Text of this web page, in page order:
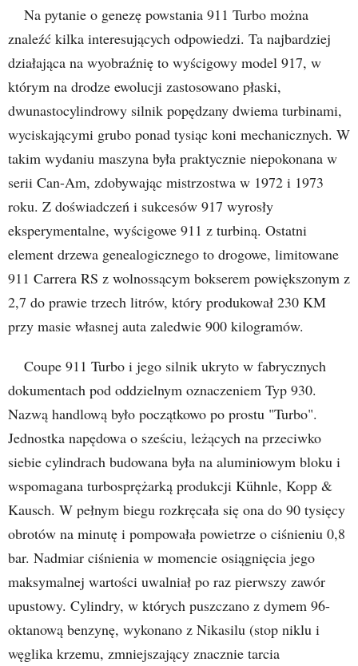
Na pytanie o genezę powstania 911 Turbo można
znaleźć kilka interesujących odpowiedzi. Ta najbardziej
działająca na wyobraźnię to wyścigowy model 917, w
którym na drodze ewolucji zastosowano płaski,
dwunastocylindrowy silnik popędzany dwiema turbinami,
wyciskającymi grubo ponad tysiąc koni mechanicznych. W
takim wydaniu maszyna była praktycznie niepokonana w
serii Can-Am, zdobywając mistrzostwa w 1972 i 1973
roku. Z doświadczeń i sukcesów 917 wyrosły
eksperymentalne, wyścigowe 911 z turbiną. Ostatni
element drzewa genealogicznego to drogowe, limitowane
911 Carrera RS z wolnossącym bokserem powiększonym z
2,7 do prawie trzech litrów, który produkował 230 KM
przy masie własnej auta zaledwie 900 kilogramów.
Coupe 911 Turbo i jego silnik ukryto w fabrycznych
dokumentach pod oddzielnym oznaczeniem Typ 930.
Nazwą handlową było początkowo po prostu "Turbo".
Jednostka napędowa o sześciu, leżących na przeciwko
siebie cylindrach budowana była na aluminiowym bloku i
wspomagana turbosprężarką produkcji Kühnle, Kopp &
Kausch. W pełnym biegu rozkręcała się ona do 90 tysięcy
obrotów na minutę i pompowała powietrze o ciśnieniu 0,8
bar. Nadmiar ciśnienia w momencie osiągnięcia jego
maksymalnej wartości uwalniał po raz pierwszy zawór
upustowy. Cylindry, w których puszczano z dymem 96-
oktanową benzynę, wykonano z Nikasilu (stop niklu i
węglika krzemu, zmniejszający znacznie tarcia